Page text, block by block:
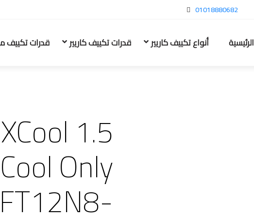
01018880682
الرئيسية أنواع تكييف كاريير قدرات تكييف كاريير قدرات تكييف
1.5
Only